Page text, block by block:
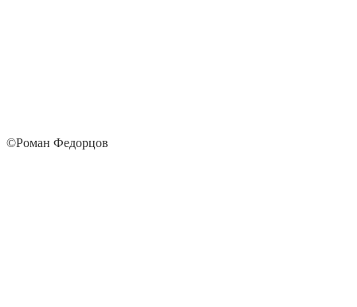
©Роман Федорцов